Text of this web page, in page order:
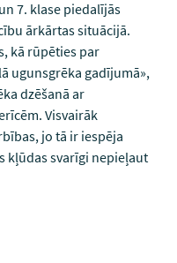
7. klase piedalījās
ārkārtas situācijā.
kā rūpēties par
ugunsgrēka gadījumā»,
dzēšanā ar
Visvairāk
jo tā ir iespēja
kļūdas svarīgi nepieļaut